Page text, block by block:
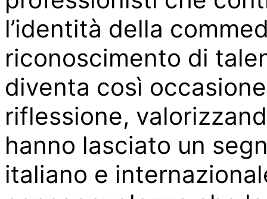
l’identità della
riconoscimento di
diventa così
riflessione,
hanno lasciato un
italiano e